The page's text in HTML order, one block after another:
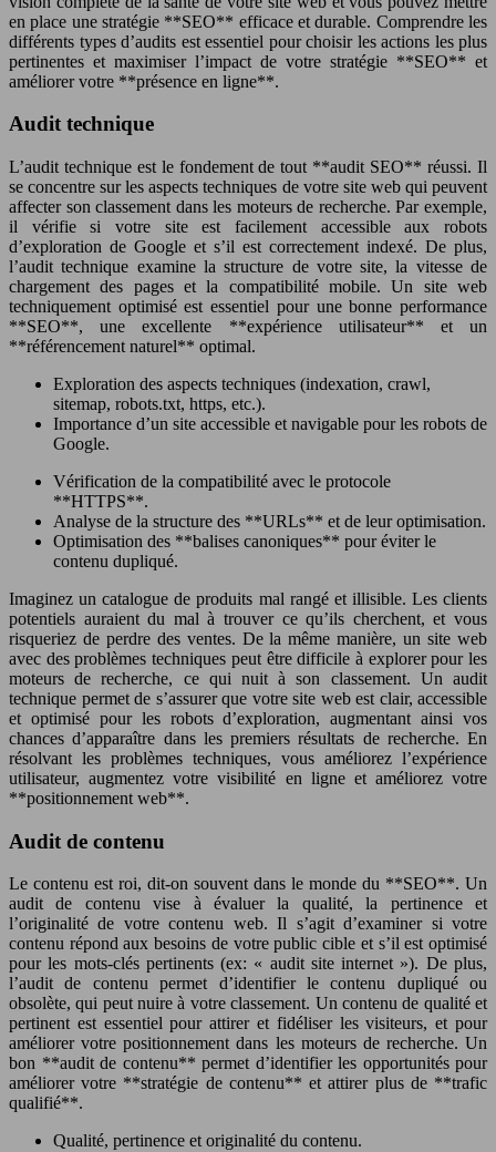
en place une stratégie **SEO** efficace et durable. Comprendre les
différents types d’audits est essentiel pour choisir les actions les plus
pertinentes et maximiser l’impact de votre stratégie **SEO** et
améliorer votre **présence en ligne**.
Audit technique
L’audit technique est le fondement de tout **audit SEO** réussi. Il
se concentre sur les aspects techniques de votre site web qui peuvent
affecter son classement dans les moteurs de recherche. Par exemple,
il vérifie si votre site est facilement accessible aux robots
d’exploration de Google et s’il est correctement indexé. De plus,
l’audit technique examine la structure de votre site, la vitesse de
chargement des pages et la compatibilité mobile. Un site web
techniquement optimisé est essentiel pour une bonne performance
**SEO**, une excellente **expérience utilisateur** et un
**référencement naturel** optimal.
Exploration des aspects techniques (indexation, crawl,
sitemap, robots.txt, https, etc.).
Importance d’un site accessible et navigable pour les robots de
Google.
Vérification de la compatibilité avec le protocole
**HTTPS**.
Analyse de la structure des **URLs** et de leur optimisation.
Optimisation des **balises canoniques** pour éviter le
contenu dupliqué.
Imaginez un catalogue de produits mal rangé et illisible. Les clients
potentiels auraient du mal à trouver ce qu’ils cherchent, et vous
risqueriez de perdre des ventes. De la même manière, un site web
avec des problèmes techniques peut être difficile à explorer pour les
moteurs de recherche, ce qui nuit à son classement. Un audit
technique permet de s’assurer que votre site web est clair, accessible
et optimisé pour les robots d’exploration, augmentant ainsi vos
chances d’apparaître dans les premiers résultats de recherche. En
résolvant les problèmes techniques, vous améliorez l’expérience
utilisateur, augmentez votre visibilité en ligne et améliorez votre
**positionnement web**.
Audit de contenu
Le contenu est roi, dit-on souvent dans le monde du **SEO**. Un
audit de contenu vise à évaluer la qualité, la pertinence et
l’originalité de votre contenu web. Il s’agit d’examiner si votre
contenu répond aux besoins de votre public cible et s’il est optimisé
pour les mots-clés pertinents (ex: « audit site internet »). De plus,
l’audit de contenu permet d’identifier le contenu dupliqué ou
obsolète, qui peut nuire à votre classement. Un contenu de qualité et
pertinent est essentiel pour attirer et fidéliser les visiteurs, et pour
améliorer votre positionnement dans les moteurs de recherche. Un
bon **audit de contenu** permet d’identifier les opportunités pour
améliorer votre **stratégie de contenu** et attirer plus de **trafic
qualifié**.
Qualité, pertinence et originalité du contenu.